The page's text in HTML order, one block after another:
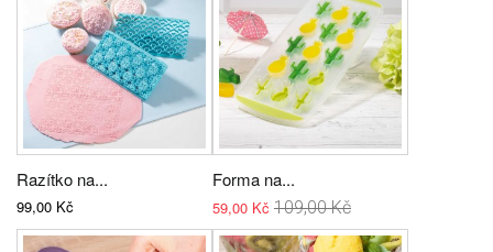
Razítko na...
99,00 Kč
Forma na...
59,00 Kč 109,00 Kč